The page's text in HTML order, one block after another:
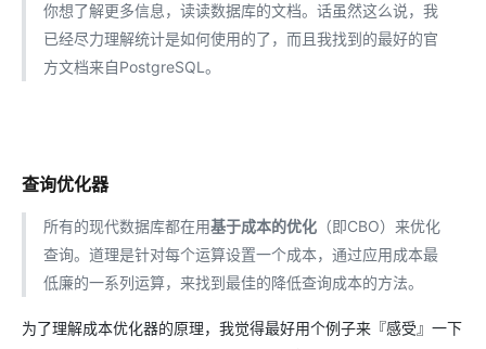
你想了解更多信息，读读数据库的文档。话虽然这么说，我
已经尽力理解统计是如何使用的了，而且我找到的最好的官
方文档来自PostgreSQL。
查询优化器
所有的现代数据库都在用基于成本的优化 （即CBO）来优化
查询。道理是针对每个运算设置一个成本，通过应用成本最
低廉的一系列运算，来找到最佳的降低查询成本的方法。
为了理解成本优化器的原理，我觉得最好用个例子来『感受』一下